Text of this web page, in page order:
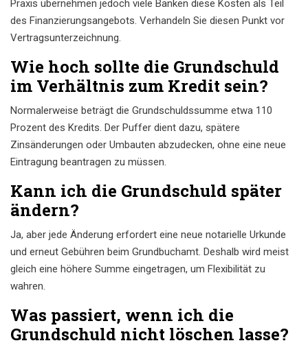
Praxis übernehmen jedoch viele Banken diese Kosten als Teil
des Finanzierungsangebots. Verhandeln Sie diesen Punkt vor
Vertragsunterzeichnung.
Wie hoch sollte die Grundschuld
im Verhältnis zum Kredit sein?
Normalerweise beträgt die Grundschuldssumme etwa 110
Prozent des Kredits. Der Puffer dient dazu, spätere
Zinsänderungen oder Umbauten abzudecken, ohne eine neue
Eintragung beantragen zu müssen.
Kann ich die Grundschuld später
ändern?
Ja, aber jede Änderung erfordert eine neue notarielle Urkunde
und erneut Gebühren beim Grundbuchamt. Deshalb wird meist
gleich eine höhere Summe eingetragen, um Flexibilität zu
wahren.
Was passiert, wenn ich die
Grundschuld nicht löschen lasse?